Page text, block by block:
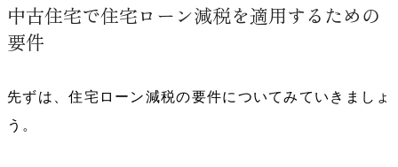
中古住宅で住宅ローン減税を適用するための
要件
先ずは、住宅ローン減税の要件についてみていきましょ
う。